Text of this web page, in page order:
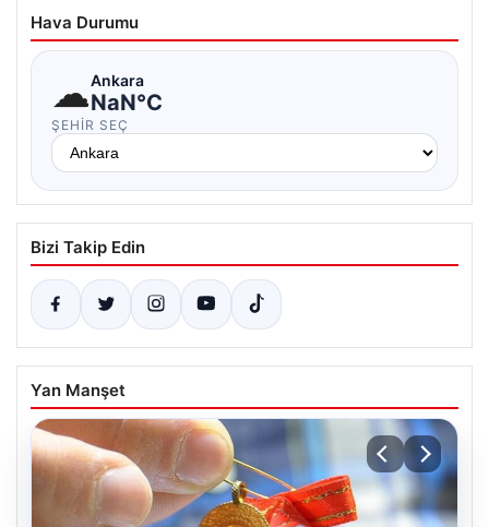
Hava Durumu
☁Ankara
NaN°C
ŞEHIR SEÇ
Bizi Takip Edin
Yan Manşet